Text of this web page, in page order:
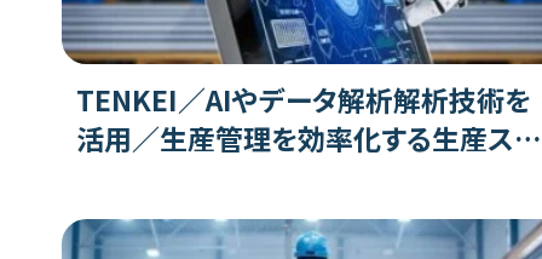
TENKEI／AIやデータ解析解析技術を
活用／生産管理を効率化する生産スケ